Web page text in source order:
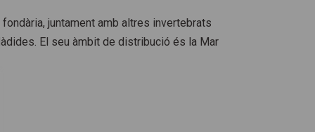
juntament amb altres invertebrats
El seu àmbit de distribució és la Mar